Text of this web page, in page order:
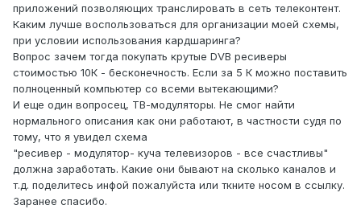
приложений позволяющих транслировать в сеть телеконтент.
Каким лучше воспользоваться для организации моей схемы,
при условии использования кардшаринга?
Вопрос зачем тогда покупать крутые DVB ресиверы
стоимостью 10К - бесконечность. Если за 5 К можно поставить
полноценный компьютер со всеми вытекающими?
И еще один вопросец, ТВ-модуляторы. Не смог найти
нормального описания как они работают, в частности судя по
тому, что я увидел схема
"ресивер - модулятор- куча телевизоров - все счастливы"
должна заработать. Какие они бывают на сколько каналов и
т.д. поделитесь инфой пожалуйста или ткните носом в ссылку.
Заранее спасибо.